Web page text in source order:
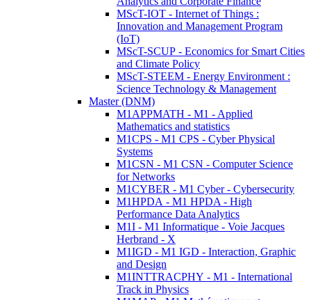
MScT-IOT - Internet of Things :
Innovation and Management Program
(IoT)
MScT-SCUP - Economics for Smart Cities
and Climate Policy
MScT-STEEM - Energy Environment :
Science Technology & Management
Master (DNM)
M1APPMATH - M1 - Applied
Mathematics and statistics
M1CPS - M1 CPS - Cyber Physical
Systems
M1CSN - M1 CSN - Computer Science
for Networks
M1CYBER - M1 Cyber - Cybersecurity
M1HPDA - M1 HPDA - High
Performance Data Analytics
M1I - M1 Informatique - Voie Jacques
Herbrand - X
M1IGD - M1 IGD - Interaction, Graphic
and Design
M1INTTRACPHY - M1 - International
Track in Physics